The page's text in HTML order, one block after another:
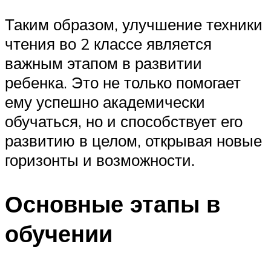
Таким образом, улучшение техники
чтения во 2 классе является
важным этапом в развитии
ребенка. Это не только помогает
ему успешно академически
обучаться, но и способствует его
развитию в целом, открывая новые
горизонты и возможности.
Основные этапы в
обучении